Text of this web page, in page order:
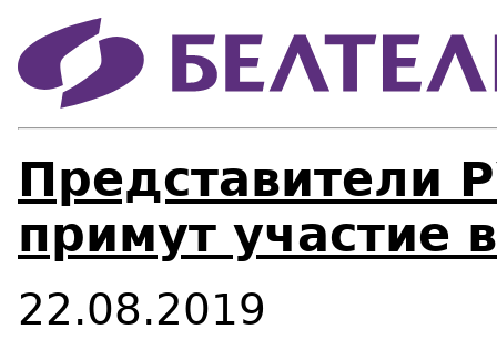
Представители
примут участие
22.08.2019